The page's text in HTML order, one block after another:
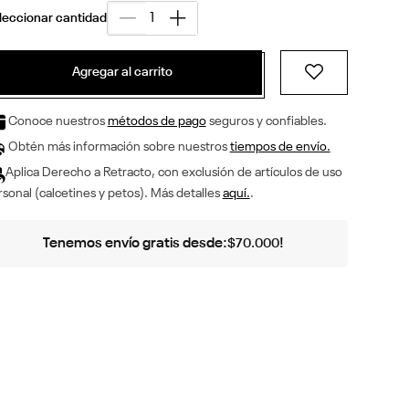
Agregar al carrito
Conoce nuestros métodos de pagoseguros y confiables.
Obtén más información sobre nuestros tiempos de envío.
Aplica Derecho a Retracto, con exclusión de artículos de uso
(calcetines y petos). Más detalles aquí..
Tenemos envío gratis desde:$70.000!